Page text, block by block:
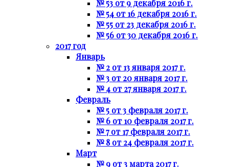
№ 53 от 9 декабря 2016 г.
№ 54 от 16 декабря 2016 г.
№ 55 от 23 декабря 2016 г.
№ 56 от 30 декабря 2016 г.
2017 год
Январь
№ 2 от 13 января 2017 г.
№ 3 от 20 января 2017 г.
№ 4 от 27 января 2017 г.
Февраль
№ 5 от 3 февраля 2017 г.
№ 6 от 10 февраля 2017 г.
№ 7 от 17 февраля 2017 г.
№ 8 от 24 февраля 2017 г.
Март
№ 9 от 3 марта 2017 г.